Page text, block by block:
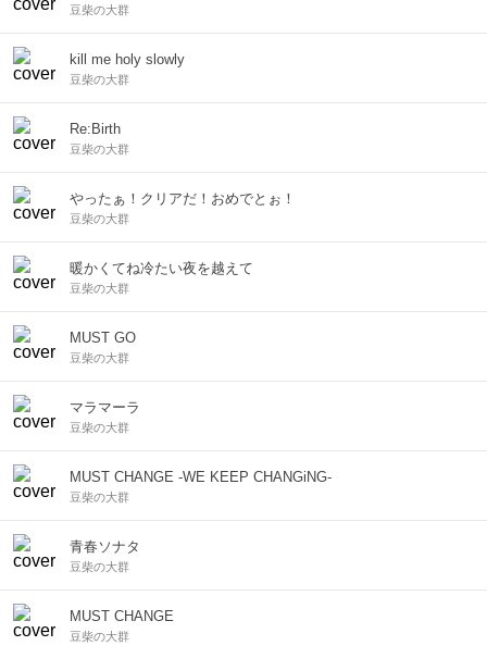
豆柴の大群
kill me holy slowly
豆柴の大群
Re:Birth
豆柴の大群
やったぁ！クリアだ！おめでとぉ！
豆柴の大群
暖かくてね冷たい夜を越えて
豆柴の大群
MUST GO
豆柴の大群
マラマーラ
豆柴の大群
MUST CHANGE -WE KEEP CHANGiNG-
豆柴の大群
青春ソナタ
豆柴の大群
MUST CHANGE
豆柴の大群